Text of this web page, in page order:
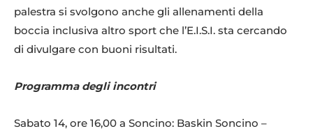
palestra si svolgono anche gli allenamenti della
boccia inclusiva altro sport che l’E.I.S.I. sta cercando
di divulgare con buoni risultati.
Programma degli incontri
Sabato 14, ore 16,00 a Soncino: Baskin Soncino –